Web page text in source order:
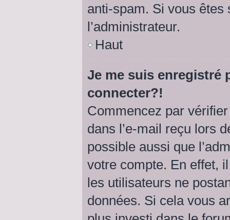
anti-spam. Si vous êtes
l’administrateur.
Haut
Je me suis enregistré
connecter?!
Commencez par
dans l’e-mail reçu lors
possible aussi que
votre compte. En effet,
les utilisateurs ne
données. Si cela vous